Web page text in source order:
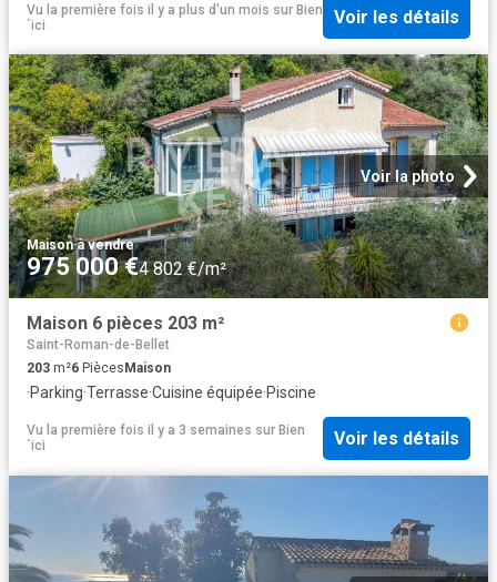
Vu la première fois il y a plus d'un mois sur Bien
´ici
Voir les détails
Voir la photo
Maison·à vendre
975 000 €4 802 €/m²
Maison 6 pièces 203 m²
Saint-Roman-de-Bellet
203 m²6 Pièces Maison
·Parking·Terrasse·Cuisine équipée·Piscine
Vu la première fois il y a 3 semaines sur Bien
´ici
Voir les détails